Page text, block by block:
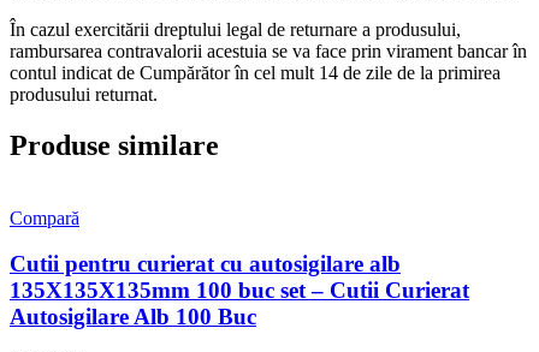
În cazul exercitării dreptului legal de returnare a produsului,
rambursarea contravalorii acestuia se va face prin virament bancar în
contul indicat de Cumpărător în cel mult 14 de zile de la primirea
produsului returnat.
Produse similare
Compară
Cutii pentru curierat cu autosigilare alb
135X135X135mm 100 buc set – Cutii Curierat
Autosigilare Alb 100 Buc